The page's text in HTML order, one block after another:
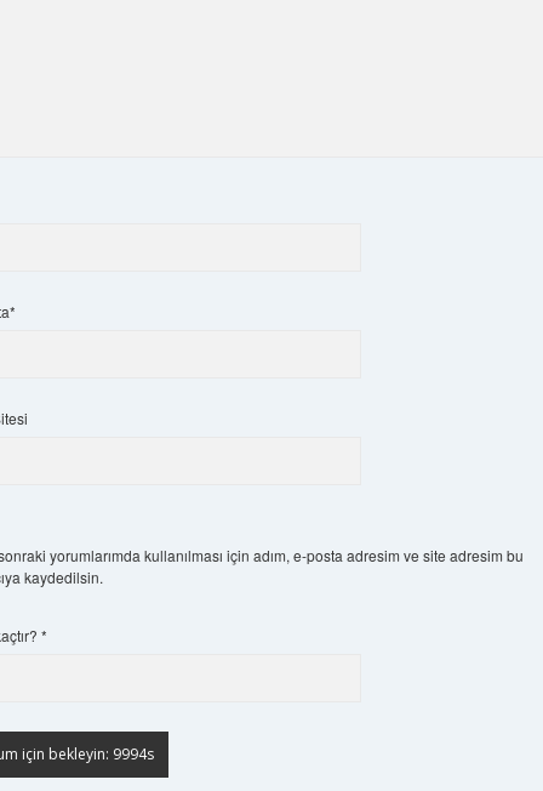
yorumlarımda kullanılması için adım, e-posta adresim ve site adresim bu
kaydedilsin.
*